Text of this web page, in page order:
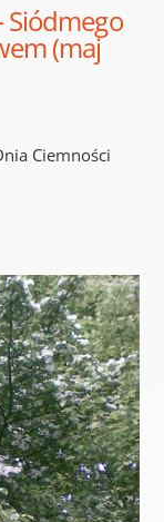
Siódmego
(maj
Ciemności